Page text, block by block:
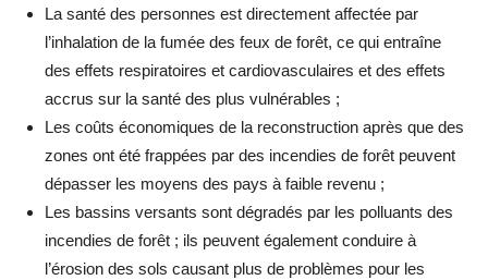
La santé des personnes est directement affectée par
l’inhalation de la fumée des feux de forêt, ce qui entraîne
des effets respiratoires et cardiovasculaires et des effets
accrus sur la santé des plus vulnérables ;
Les coûts économiques de la reconstruction après que des
zones ont été frappées par des incendies de forêt peuvent
dépasser les moyens des pays à faible revenu ;
Les bassins versants sont dégradés par les polluants des
incendies de forêt ; ils peuvent également conduire à
l’érosion des sols causant plus de problèmes pour les